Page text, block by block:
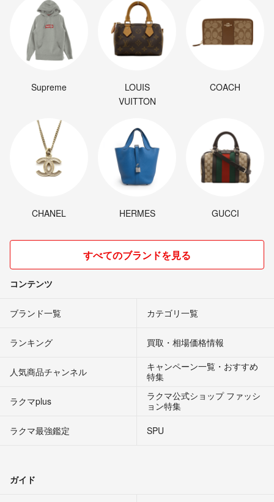
Supreme
LOUIS
VUITTON
COACH
CHANEL HERMES GUCCI
すべてのブランドを見る
コンテンツ
ブランド一覧 カテゴリ一覧
ランキング 買取・相場価格情報
人気商品チャンネル
キャンペーン一覧・おすすめ
特集
ラクマplus
ラクマ公式ショップ ファッシ
ョン特集
ラクマ最強鑑定
SPU
ガイド